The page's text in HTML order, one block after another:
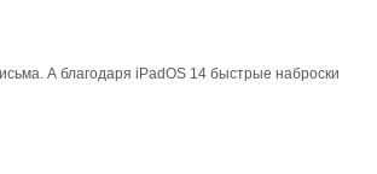
А благодаря iPadOS 14 быстрые наброски